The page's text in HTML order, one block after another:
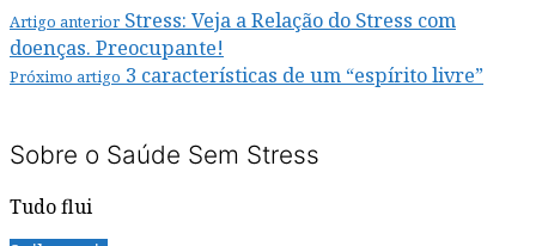
Artigo anterior Stress: Veja a Relação do Stress com
doenças. Preocupante!
Próximo artigo 3 características de um “espírito livre”
Sobre o Saúde Sem Stress
Tudo flui